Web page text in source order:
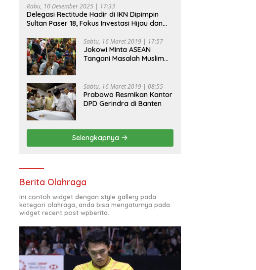
Rabu, 10 Desember 2025 | 17:33
Delegasi Rectitude Hadir di IKN Dipimpin
Sultan Paser 18, Fokus Investasi Hijau dan
Sabtu, 16 Maret 2019 | 17:57
Jokowi Minta ASEAN
Tangani Masalah Muslim
Sabtu, 16 Maret 2019 | 08:55
Prabowo Resmikan Kantor
DPD Gerindra di Banten
Selengkapnya
Berita Olahraga
Ini contoh widget dengan style gallery pada
kategori olahraga, anda bisa mengaturnya pada
widget recent post wpberita.